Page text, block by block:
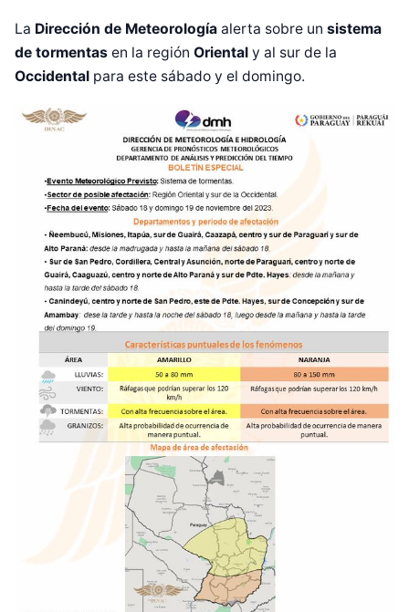
La Dirección de Meteorología alerta sobre un sistema
de tormentas en la región Oriental y al sur de la
Occidental para este sábado y el domingo.